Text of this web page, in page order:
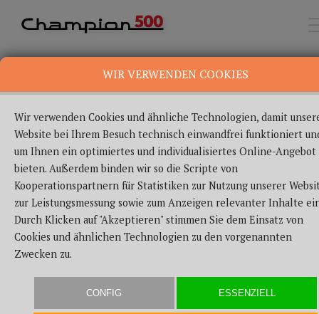
Impressum
Angaben gemäß § 5 TMG:
BERKEL AHK ALKOHOLHANDEL GMBH & CO. KG
Erbachstraße 18
67065 Ludwigshafen
WIR VERWENDEN COOKIES
Wir verwenden Cookies und ähnliche Technologien, damit
Website bei Ihrem Besuch technisch einwandfrei funktioniert
um Ihnen ein optimiertes und individualisiertes Online-Angebot
bieten. Außerdem binden wir so die Scripte von
Kooperationspartnern für Statistiken zur Nutzung unserer
zur Leistungsmessung sowie zum Anzeigen relevanter Inhalte
Durch Klicken auf "Akzeptieren" stimmen Sie dem Einsatz von
Cookies und ähnlichen Technologien zu den vorgenannten
Zwecken zu.
CONFIG ESSENZIELL